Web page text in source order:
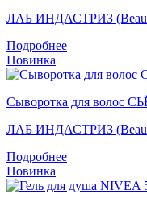
ЛАБ ИНДАСТРИЗ
Подробнее
Новинка
Сыворотка для волос
ЛАБ ИНДАСТРИЗ
Подробнее
Новинка